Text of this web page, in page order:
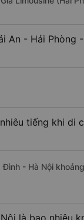
An - Hải Phòng
tiếng khi di
- Hà Nội